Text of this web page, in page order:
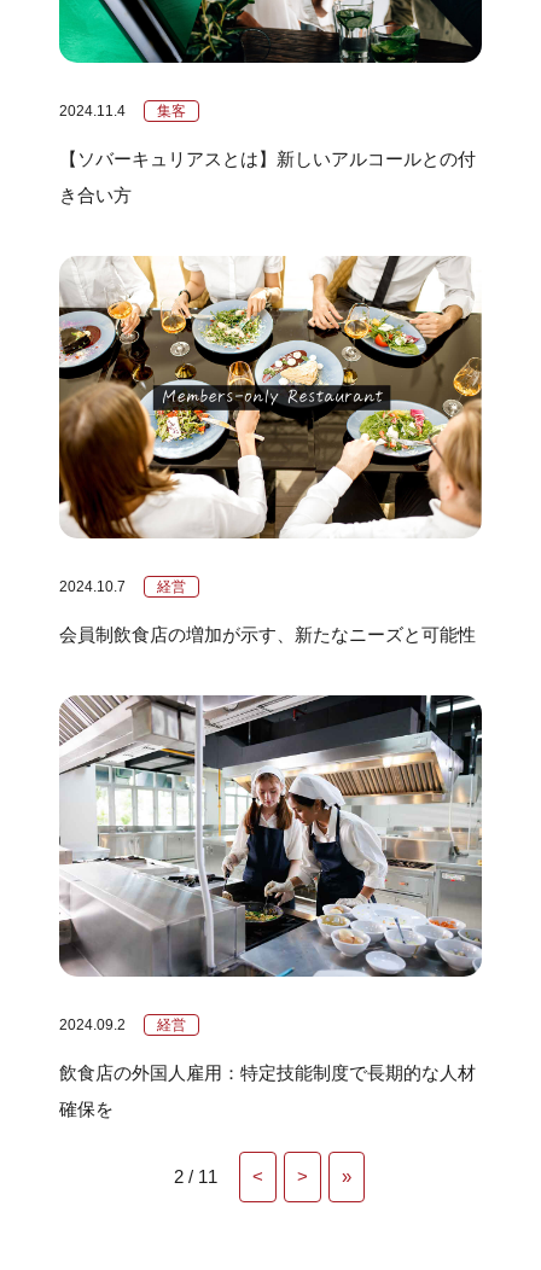
2024.11.4 集客
【ソバーキュリアスとは】新しいアルコールとの付
き合い方
2024.10.7 経営
会員制飲食店の増加が示す、新たなニーズと可能性
2024.09.2 経営
飲食店の外国人雇用：特定技能制度で長期的な人材
確保を
2 / 11 < > »